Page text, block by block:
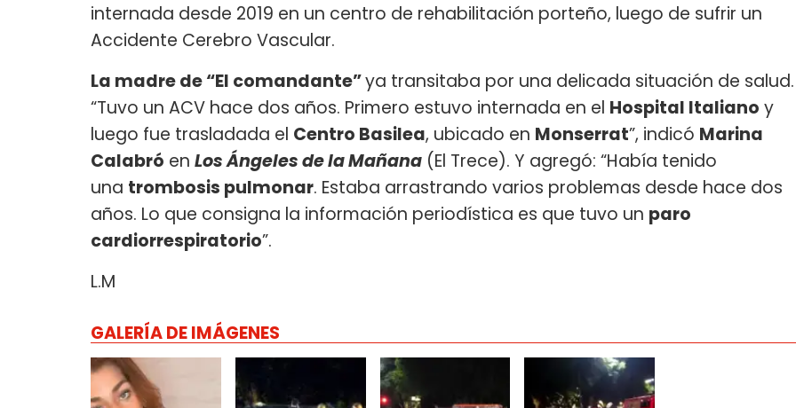
internada desde 2019 en un centro de rehabilitación porteño, luego de sufrir un
Accidente Cerebro Vascular.
La madre de “El comandante”ya transitaba por una delicada situación de salud.
“Tuvo un ACV hace dos años. Primero estuvo internada en el Hospital Italiano y
luego fue trasladada el Centro Basilea, ubicado en Monserrat”, indicó Marina
Calabró en Los Ángeles de la Mañana (El Trece). Y agregó: “Había tenido
una trombosis pulmonar. Estaba arrastrando varios problemas desde hace dos
años. Lo que consigna la información periodística es que tuvo un paro
cardiorrespiratorio”.
L.M
GALERÍA DE IMÁGENES